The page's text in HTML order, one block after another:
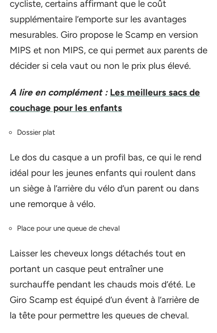
cycliste, certains affirmant que le coût
supplémentaire l’emporte sur les avantages
mesurables. Giro propose le Scamp en version
MIPS et non MIPS, ce qui permet aux parents de
décider si cela vaut ou non le prix plus élevé.
A lire en complément : Les meilleurs sacs de
couchage pour les enfants
Dossier plat
Le dos du casque a un profil bas, ce qui le rend
idéal pour les jeunes enfants qui roulent dans
un siège à l’arrière du vélo d’un parent ou dans
une remorque à vélo.
Place pour une queue de cheval
Laisser les cheveux longs détachés tout en
portant un casque peut entraîner une
surchauffe pendant les chauds mois d’été. Le
Giro Scamp est équipé d’un évent à l’arrière de
la tête pour permettre les queues de cheval.